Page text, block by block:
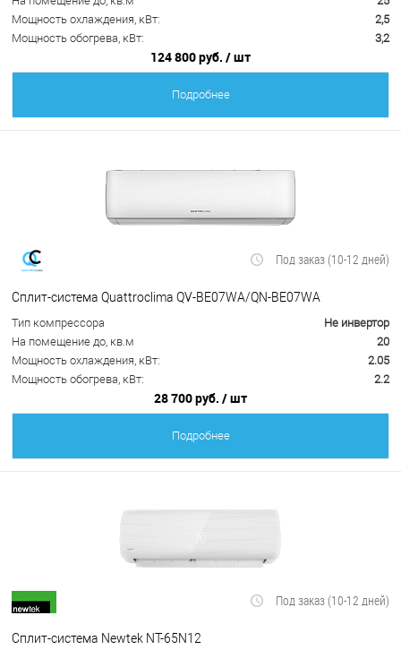
Мощность охлаждения, кВт:
2,5
Мощность обогрева, кВт:
3,2
124 800 руб. / шт
Подробнее
Под заказ (10-12 дней)
Сплит-система Quattroclima QV-BE07WA/QN-BE07WA
Тип компрессора
Не инвертор
На помещение до, кв.м
20
Мощность охлаждения, кВт:
2.05
Мощность обогрева, кВт:
2.2
28 700 руб. / шт
Подробнее
Под заказ (10-12 дней)
Сплит-система Newtek NT-65N12